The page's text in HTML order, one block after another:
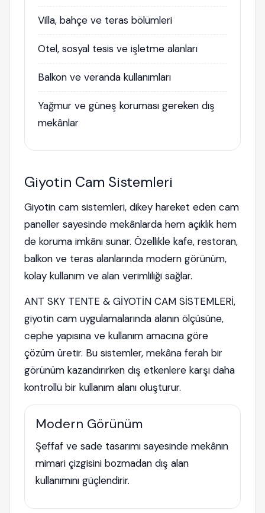
Villa, bahçe ve teras bölümleri
Otel, sosyal tesis ve işletme alanları
Balkon ve veranda kullanımları
Yağmur ve güneş koruması gereken dış
mekânlar
Giyotin Cam Sistemleri
Giyotin cam sistemleri, dikey hareket eden cam
paneller sayesinde mekânlarda hem açıklık hem
de koruma imkânı sunar. Özellikle kafe, restoran,
balkon ve teras alanlarında modern görünüm,
kolay kullanım ve alan verimliliği sağlar.
ANT SKY TENTE & GİYOTİN CAM SİSTEMLERİ,
giyotin cam uygulamalarında alanın ölçüsüne,
cephe yapısına ve kullanım amacına göre
çözüm üretir. Bu sistemler, mekâna ferah bir
görünüm kazandırırken dış etkenlere karşı daha
kontrollü bir kullanım alanı oluşturur.
Modern Görünüm
Şeffaf ve sade tasarımı sayesinde mekânın
mimari çizgisini bozmadan dış alan
kullanımını güçlendirir.